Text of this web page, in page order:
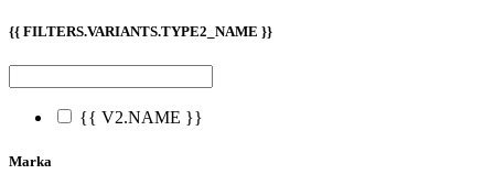
{{ FILTERS.VARIANTS.TYPE2_NAME }}
{{ V2.NAME }}
Marka